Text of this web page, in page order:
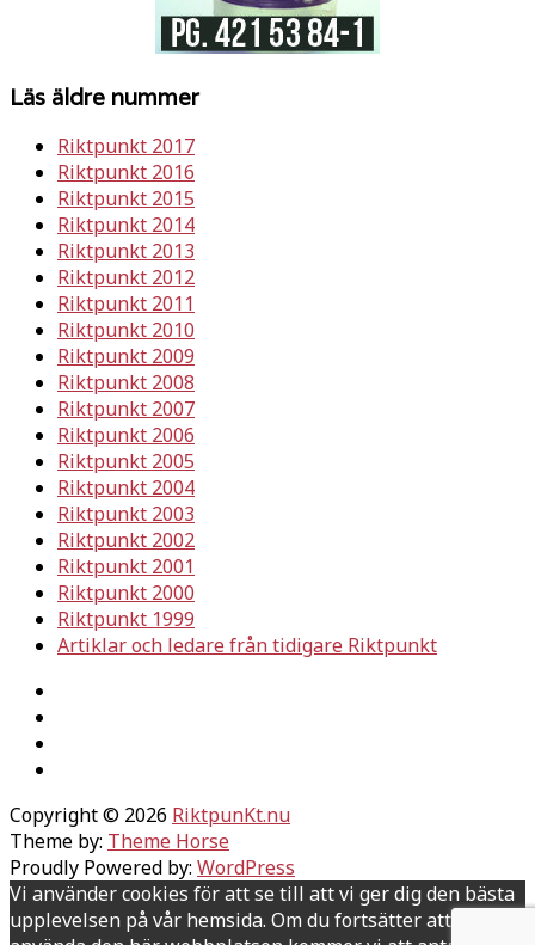
Läs äldre nummer
Riktpunkt 2017
Riktpunkt 2016
Riktpunkt 2015
Riktpunkt 2014
Riktpunkt 2013
Riktpunkt 2012
Riktpunkt 2011
Riktpunkt 2010
Riktpunkt 2009
Riktpunkt 2008
Riktpunkt 2007
Riktpunkt 2006
Riktpunkt 2005
Riktpunkt 2004
Riktpunkt 2003
Riktpunkt 2002
Riktpunkt 2001
Riktpunkt 2000
Riktpunkt 1999
Artiklar och ledare från tidigare Riktpunkt
Copyright © 2026 RiktpunKt.nu
Theme by: Theme Horse
Proudly Powered by: WordPress
Vi använder cookies för att se till att vi ger dig den bästa
upplevelsen på vår hemsida. Om du fortsätter att